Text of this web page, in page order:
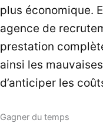
plus économique.
agence de
prestation
ainsi les
d’anticiper les
Gagner du temps